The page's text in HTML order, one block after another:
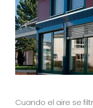
Cuando el aire se